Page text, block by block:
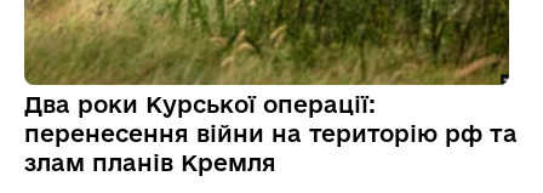
Два роки Курської операції:
перенесення війни на територію рф та
злам планів Кремля